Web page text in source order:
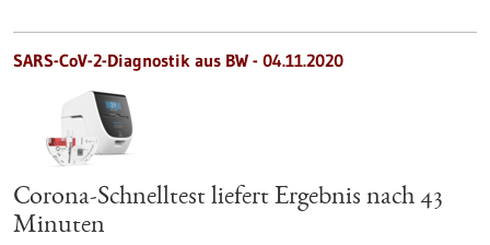
SARS-CoV-2-Diagnostik aus BW - 04.11.2020
Corona-Schnelltest liefert Ergebnis nach 43
Minuten